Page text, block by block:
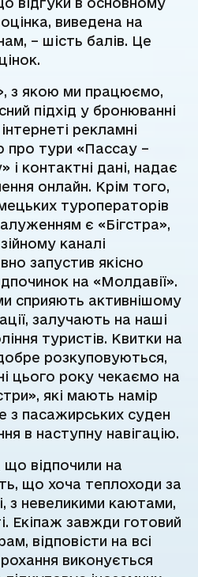
виведена на
– шість балів. Це
з якою ми працюємо,
підхід у бронюванні
рекламні
про тури «Пассау –
контактні дані, надає
онлайн. Крім того,
туроператорів
є «Бігстра»,
каналі
запустив якісно
на «Молдавії».
сприяють активнішому
залучають на наші
туристів. Квитки на
розкуповуються,
цього року чекаємо на
які мають намір
з пасажирських суден
в наступну навігацію.
що відпочили на
що хоча теплоходи за
з невеликими каютами,
Екіпаж завжди готовий
відповісти на всі
виконується